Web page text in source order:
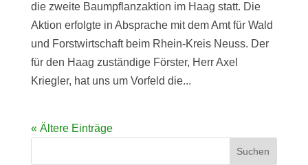
die zweite Baumpflanzaktion im Haag statt. Die
Aktion erfolgte in Absprache mit dem Amt für Wald
und Forstwirtschaft beim Rhein-Kreis Neuss. Der
für den Haag zuständige Förster, Herr Axel
Kriegler, hat uns um Vorfeld die...
« Ältere Einträge